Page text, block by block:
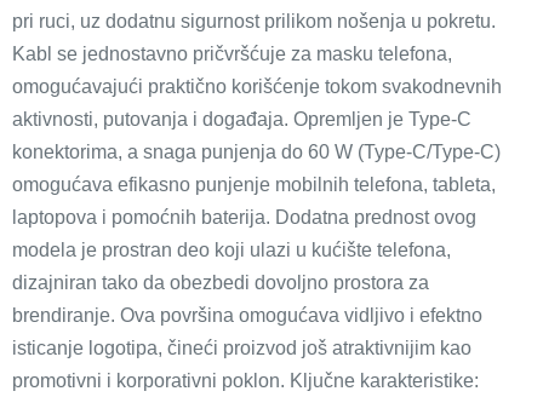
pri ruci, uz dodatnu sigurnost prilikom nošenja u pokretu.
Kabl se jednostavno pričvršćuje za masku telefona,
omogućavajući praktično korišćenje tokom svakodnevnih
aktivnosti, putovanja i događaja. Opremljen je Type-C
konektorima, a snaga punjenja do 60 W (Type-C/Type-C)
omogućava efikasno punjenje mobilnih telefona, tableta,
laptopova i pomoćnih baterija. Dodatna prednost ovog
modela je prostran deo koji ulazi u kućište telefona,
dizajniran tako da obezbedi dovoljno prostora za
brendiranje. Ova površina omogućava vidljivo i efektno
isticanje logotipa, čineći proizvod još atraktivnijim kao
promotivni i korporativni poklon. Ključne karakteristike: